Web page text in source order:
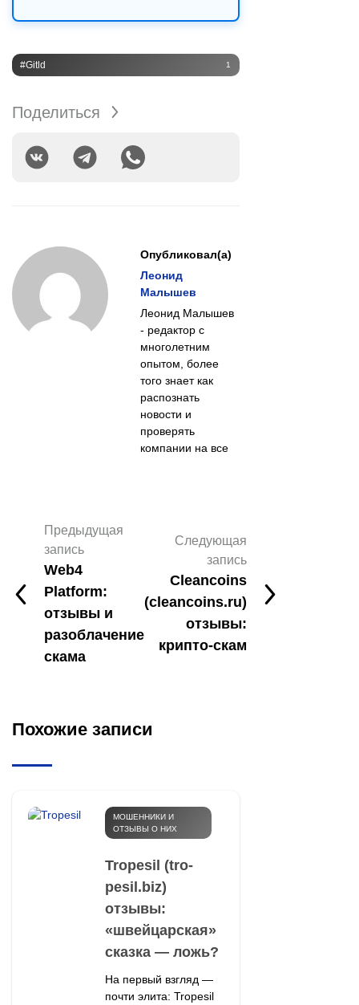
#Gitld 1
Поделиться
Опубликовал(а)
Леонид
Малышев
Леонид Малышев
- редактор с
многолетним
опытом, более
того знает как
распознать
новости и
проверять
компании на все
Предыдущая
запись
Web4
Platform:
отзывы и
разоблачение
скама
Следующая
запись
Cleancoins
(cleancoins.ru)
отзывы:
крипто-скам
Похожие записи
МОШЕННИКИ И
ОТЗЫВЫ О НИХ
Tropesil (tro-
pesil.biz)
отзывы:
«швейцарская»
сказка — ложь?
На первый взгляд —
почти элита: Tropesil